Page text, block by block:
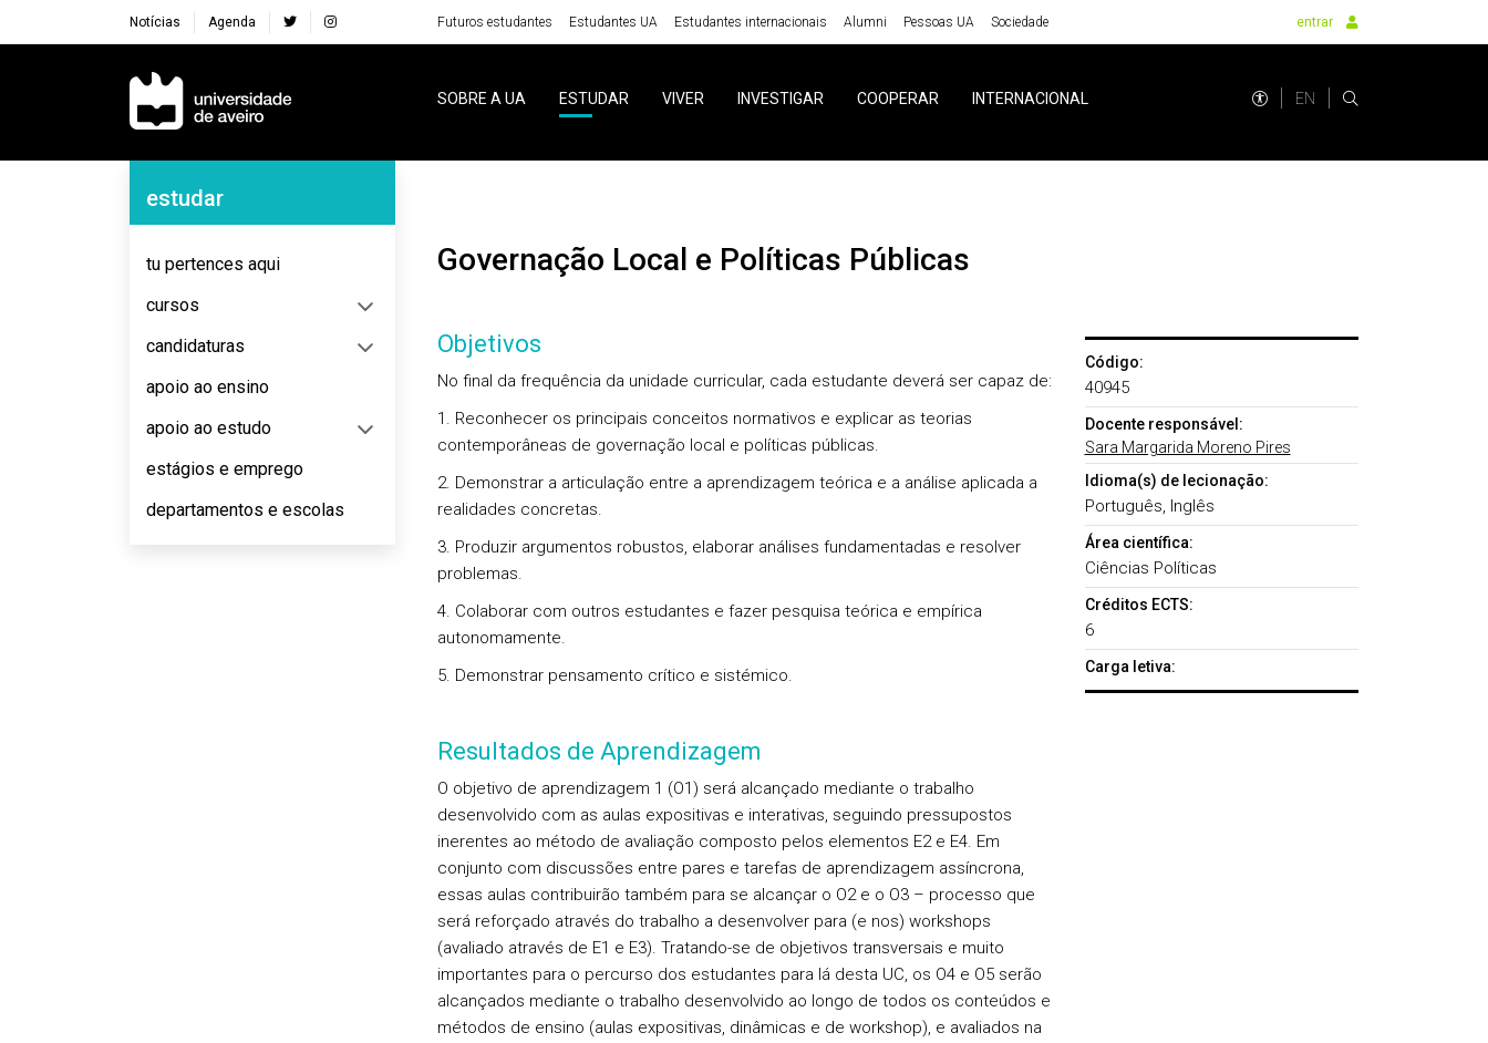
Notícias Agenda Futuros estudantes Estudantes UA Estudantes internacionais Alumni Pessoas UA Sociedade entrar
Navegação Principal
SOBRE A UA ESTUDAR VIVER INVESTIGAR COOPERAR INTERNACIONAL EN
Navegação Lateral
estudar
tu pertences aqui
cursos
candidaturas
apoio ao ensino
apoio ao estudo
estágios e emprego
departamentos e escolas
Governação Local e Políticas Públicas
Objetivos
No final da frequência da unidade curricular, cada estudante deverá ser capaz de:
1. Reconhecer os principais conceitos normativos e explicar as teorias
contemporâneas de governação local e políticas públicas.
2. Demonstrar a articulação entre a aprendizagem teórica e a análise aplicada a
realidades concretas.
3. Produzir argumentos robustos, elaborar análises fundamentadas e resolver
problemas.
4. Colaborar com outros estudantes e fazer pesquisa teórica e empírica
autonomamente.
5. Demonstrar pensamento crítico e sistémico.
Resultados de Aprendizagem
O objetivo de aprendizagem 1 (O1) será alcançado mediante o trabalho
desenvolvido com as aulas expositivas e interativas, seguindo pressupostos
inerentes ao método de avaliação composto pelos elementos E2 e E4. Em
conjunto com discussões entre pares e tarefas de aprendizagem assíncrona,
essas aulas contribuirão também para se alcançar o O2 e o O3 – processo que
será reforçado através do trabalho a desenvolver para (e nos) workshops
(avaliado através de E1 e E3). Tratando-se de objetivos transversais e muito
importantes para o percurso dos estudantes para lá desta UC, os O4 e O5 serão
alcançados mediante o trabalho desenvolvido ao longo de todos os conteúdos e
métodos de ensino (aulas expositivas, dinâmicas e de workshop), e avaliados na
Código:
40945
Docente responsável:
Sara Margarida Moreno Pires
Idioma(s) de lecionação:
Português, Inglês
Área científica:
Ciências Políticas
Créditos ECTS:
6
Carga letiva: